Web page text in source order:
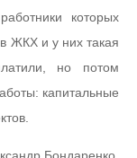
которых
ЖКХ и у них такая
но потом
капитальные
Бондаренко,